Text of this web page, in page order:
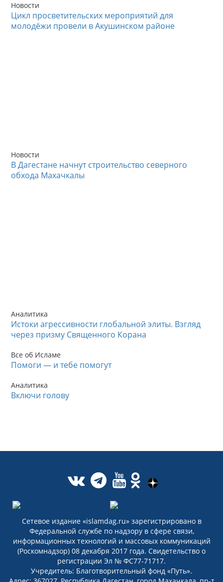
Новости
Цикл просветительских мероприятий для
молодёжи провели в Акушинском районе
Новости
В Дагестане начнут строительство северного
обхода Махачкалы
Аналитика
Истоки агрессивности глобальной элиты. Взгляд
через призму Священного Корана
Все об Исламе
Помоги — и тебе помогут
Аналитика
Включи голову
Сетевое издание «islamdag.ru» зарегистрировано в
Федеральной службе по надзору в сфере связи,
информационных технологий и массовых коммуникаций
(Роскомнадзор) 08 декабря 2017 года. Свидетельство о
регистрации Эл № ФС77-71717.
Учредитель: Благотворительный фонд «Путь».